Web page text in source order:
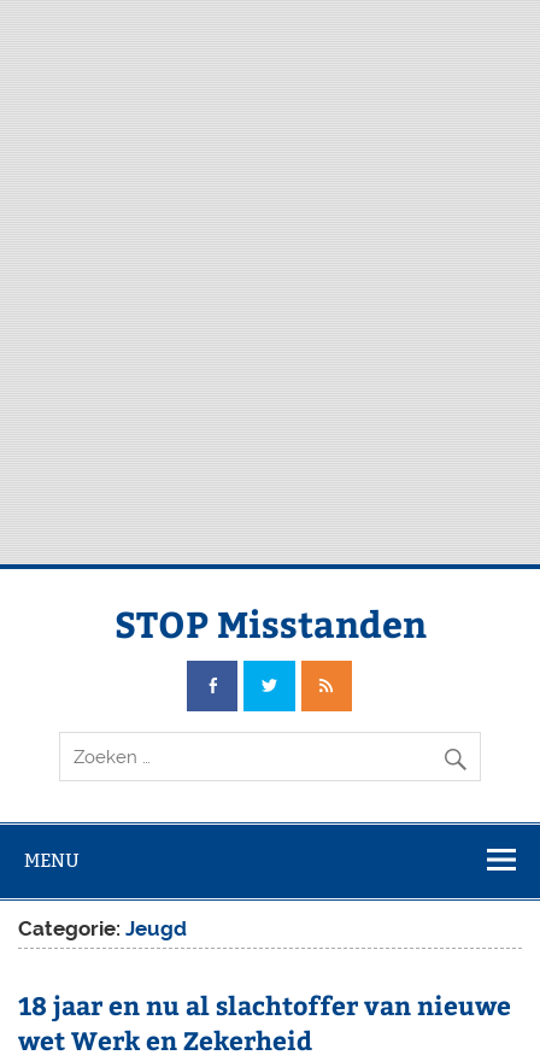
Doorgaan
STOP Misstanden
MENU
Categorie:Jeugd
18 jaar en nu al slachtoffer van nieuwe
wet Werk en Zekerheid